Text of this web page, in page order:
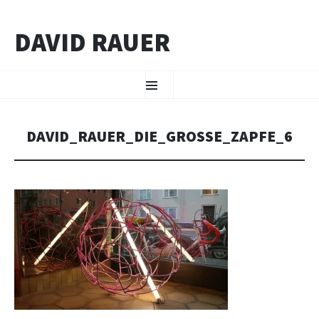
DAVID RAUER
DAVID_RAUER_DIE_GROSSE_ZAPFE_6